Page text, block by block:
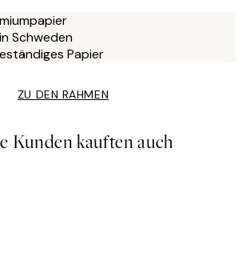
Schweden
Papier
ZU DEN RAHMEN
Kunden kauften auch